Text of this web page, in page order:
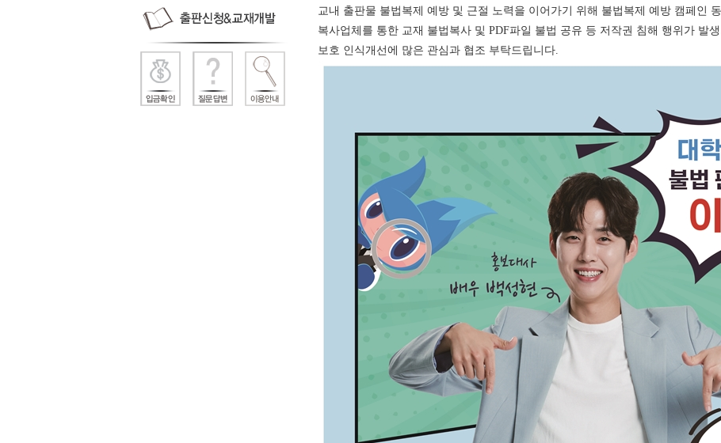
교내 출판물 불법복제 예방 및 근절 노력을 이어가기 위해 불법복제 예방 캠페인
복사업체를 통한 교재 불법복사 및 PDF파일 불법 공유 등 저작권 침해 행위가 발
보호 인식개선에 많은 관심과 협조 부탁드립니다.